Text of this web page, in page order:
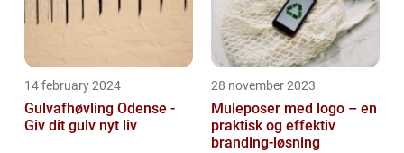
14 february 2024
Gulvafhøvling Odense -
Giv dit gulv nyt liv
28 november 2023
Muleposer med logo – en
praktisk og effektiv
branding-løsning